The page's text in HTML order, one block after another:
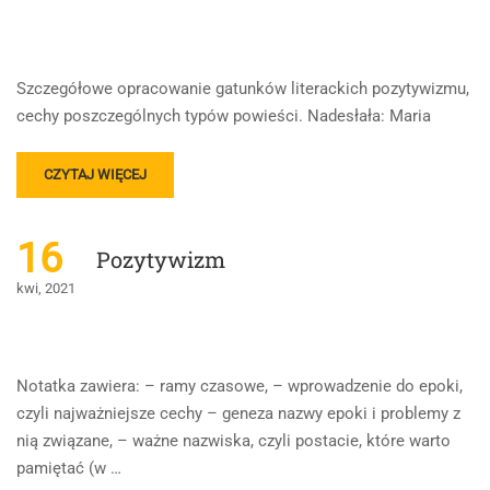
Szczegółowe opracowanie gatunków literackich pozytywizmu,
cechy poszczególnych typów powieści. Nadesłała: Maria
READ
MORE
POZYTYWIZM
–
GATUNKI
CZYTAJ WIĘCEJ
16
kwi, 2021
Pozytywizm
Notatka zawiera: – ramy czasowe, – wprowadzenie do epoki,
czyli najważniejsze cechy – geneza nazwy epoki i problemy z
nią związane, – ważne nazwiska, czyli postacie, które warto
pamiętać (w …